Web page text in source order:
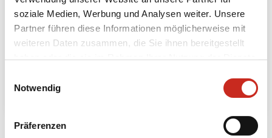
soziale Medien, Werbung und Analysen weiter. Unsere
Partner führen diese Informationen möglicherweise mit
weiteren Daten zusammen, die Sie ihnen bereitgestellt
haben oder die sie im Rahmen Ihrer Nutzung der Dienste
Notwendig
Präferenzen
Indien, Delhi
2 Tage